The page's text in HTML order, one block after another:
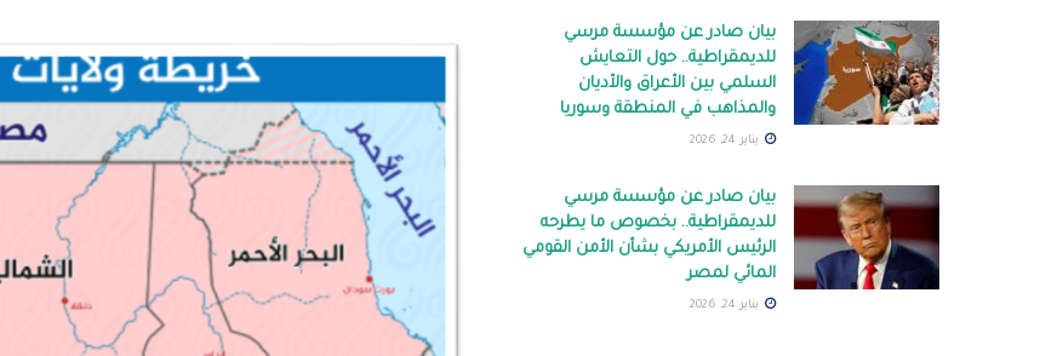
بيان صادر عن مؤسسة مرسي
للديمقراطية.. حول التعايش
السلمي بين الأعراق والأديان
والمذاهب في المنطقة وسوريا
يناير 24, 2026
بيان صادر عن مؤسسة مرسي
للديمقراطية.. بخصوص ما يطرحه
الرئيس الأمريكي بشأن الأمن القومي
المائي لمصر
يناير 24, 2026